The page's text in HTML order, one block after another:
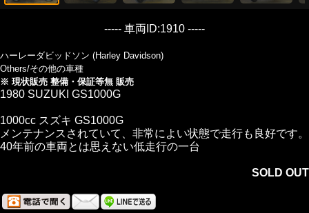
----- 車両ID:1910 -----
ハーレーダビッドソン (Harley Davidson)
Others/その他の車種
※ 現状販売 整備・保証等無 販売
1980 SUZUKI GS1000G
1000cc スズキ GS1000G
メンテナンスされていて、非常によい状態で走行も良好です。
40年前の車両とは思えない低走行の一台
SOLD OUT